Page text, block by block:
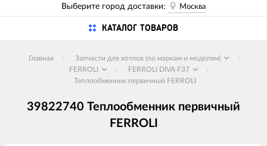
Выберите город доставки:
Москва
КАТАЛОГ ТОВАРОВ
Главная
Запчасти для котлов (по маркам и моделям)
FERROLI
FERROLI DIVA F37
Теплообменник первичный FERROLI
39822740 Теплообменник первичный
FERROLI